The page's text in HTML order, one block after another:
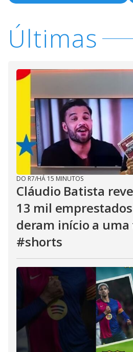
Últimas
DO R7/HÁ 15 MINUTOS
Cláudio Batista
13 mil
deram início a
#shorts